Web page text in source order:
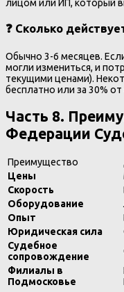
лицом или ИП, который
❓ Сколько
Обычно 3-6 месяцев.
могли измениться, и
текущими ценами).
бесплатно или за 30%
Часть 8.
Федерации
Преимущество
Цены
Скорость
Оборудование
Опыт
Юридическая сила
Судебное
сопровождение
Филиалы в
Подмосковье